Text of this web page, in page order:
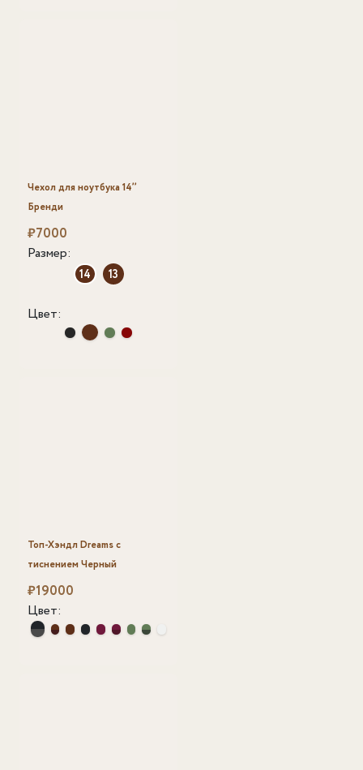
Чехол для ноутбука 14’’
Бренди
₽7000
Размер:
14 13
Цвет:
Топ-Хэндл Dreams с
тиснением Черный
₽19000
Цвет: